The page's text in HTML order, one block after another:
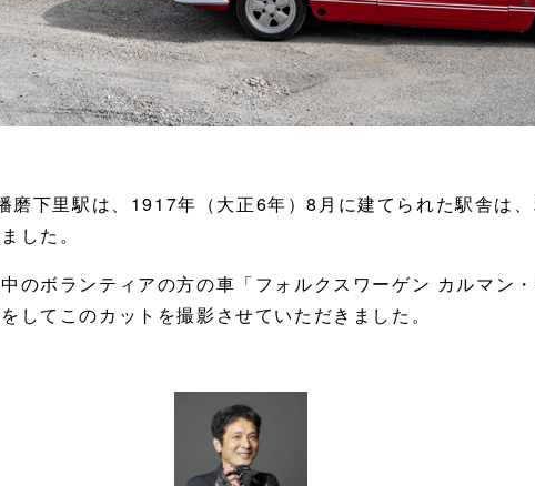
磨下里駅は、1917年（大正6年）8月に建てられた駅舎は
した。
のボランティアの方の車「フォルクスワーゲン カルマン
してこのカットを撮影させていただきました。